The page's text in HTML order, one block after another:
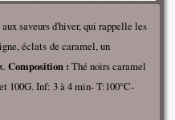
saveurs d'hiver, qui rappelle les
éclats de caramel, un
Composition : Thé noirs caramel
100G. Inf: 3 à 4 min- T:100°C-